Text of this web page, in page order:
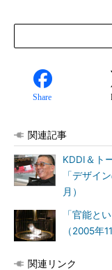
Share
関連記事
KDDI＆ト
「デザイ
月）
「官能と
（2005年
関連リンク